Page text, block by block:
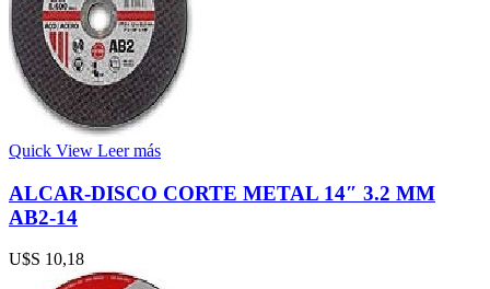
Quick View Leer más
ALCAR-DISCO CORTE METAL 14″ 3.2 MM
AB2-14
U$S 10,18